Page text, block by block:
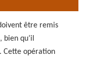
être remis
qu’il
Cette opération